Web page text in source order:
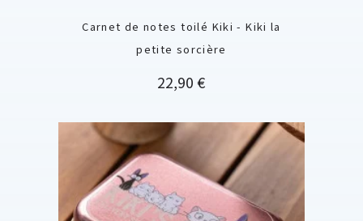
Carnet de notes toilé Kiki - Kiki la
petite sorcière
Prix
22,90 €